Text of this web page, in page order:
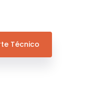
Técnico